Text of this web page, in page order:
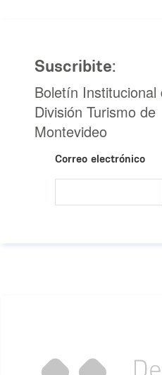
Suscribite:
Boletín Institucional
División Turismo de
Montevideo
Correo electrónico